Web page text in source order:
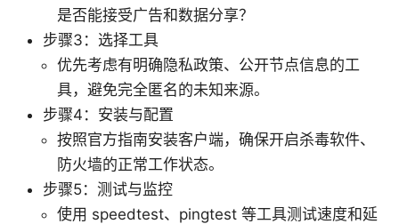
是否能接受广告和数据分享？
步骤3：选择工具
优先考虑有明确隐私政策、公开节点信息的工
具，避免完全匿名的未知来源。
步骤4：安装与配置
按照官方指南安装客户端，确保开启杀毒软件、
防火墙的正常工作状态。
步骤5：测试与监控
使用 speedtest、pingtest 等工具测试速度和延